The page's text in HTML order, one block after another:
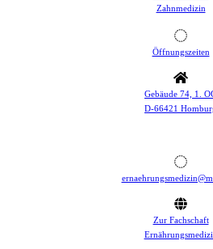
Zahnmedizin
Öffnungszeiten
Gebäude 74, 1.
D-66421
Zur Fachschaft